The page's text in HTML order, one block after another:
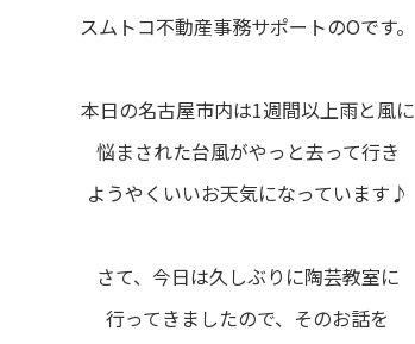
スムトコ不動産事務サポートのOです。
本日の名古屋市内は1週間以上雨と風に
悩まされた台風がやっと去って行き
ようやくいいお天気になっています♪
さて、今日は久しぶりに陶芸教室に
行ってきましたので、そのお話を